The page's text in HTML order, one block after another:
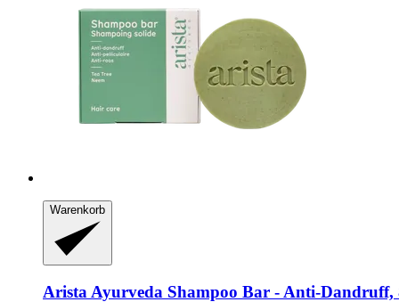
Warenkorb
Arista Ayurveda Shampoo Bar -​ Anti-​Dandruff,